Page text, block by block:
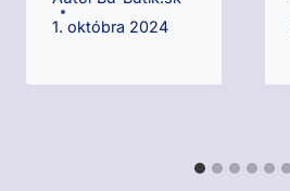
1. októbra 2024